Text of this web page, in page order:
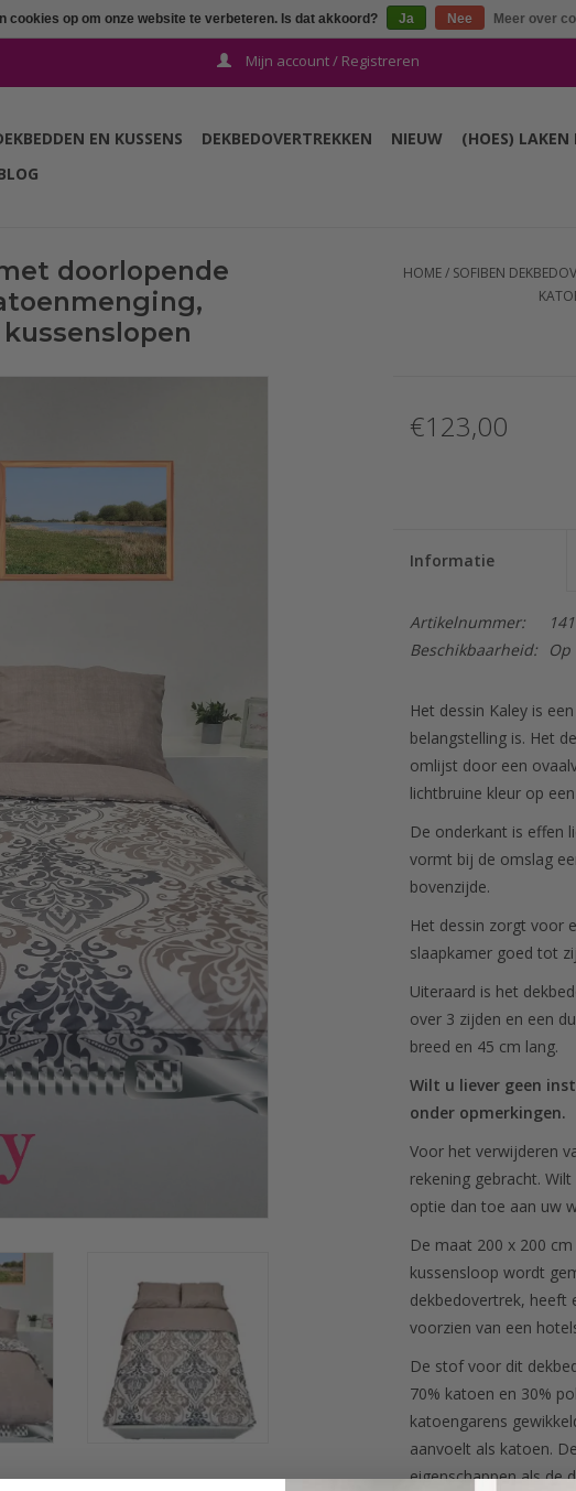
Mijn account / Registreren
EN KUSSENS DEKBEDOVERTREKKEN NIEUW (HOES) LAKEN
doorlopende
HOME/ SOFIBEN
€123,00
Informatie
Artikelnummer:
Beschikbaarheid:
Op
Het dessin Kaley is
belangstelling is. Het
omlijst door een
lichtbruine kleur op
De onderkant is effen
vormt bij de omslag
bovenzijde.
Het dessin zorgt voor
slaapkamer goed tot
Uiteraard is het
over 3 zijden en een
breed en 45 cm lang.
Wilt u liever geen
onder opmerkingen.
Voor het verwijderen
rekening gebracht.
optie dan toe aan uw
De maat 200 x 200
kussensloop wordt
dekbedovertrek, heeft
voorzien van een
De stof voor dit
70% katoen en 30%
katoengarens
aanvoelt als katoen.
eigenschappen als de
cookies op om onze website te verbeteren. Is dat akkoord? Ja Nee Meer over